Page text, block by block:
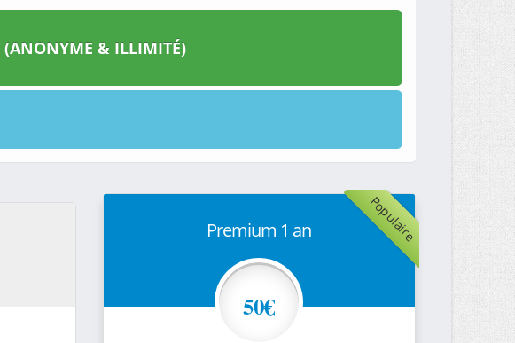
& ILLIMITÉ)
Populaire
Premium 1 an
50€